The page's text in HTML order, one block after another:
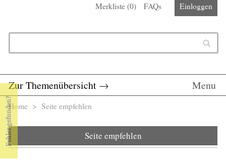
Merkliste (0) FAQs Einloggen
Zur Themenübersicht → Menu
Sie sind hier
Home > Seite empfehlen
Seite empfehlen